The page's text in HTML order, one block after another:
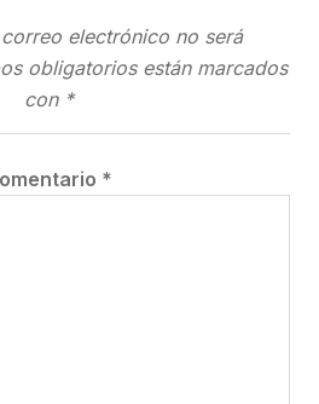
electrónico no será
obligatorios están marcados
con *
*